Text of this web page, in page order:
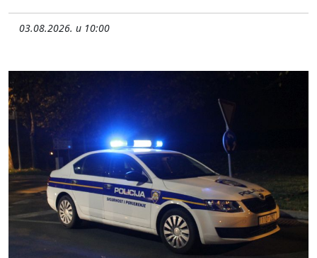
03.08.2026. u 10:00